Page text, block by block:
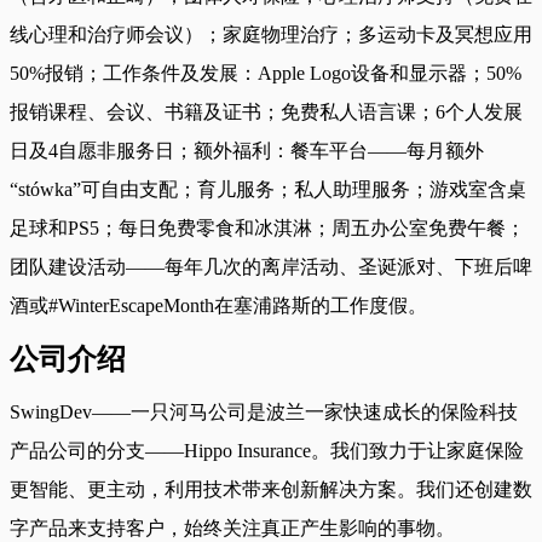
线心理和治疗师会议）；家庭物理治疗；多运动卡及冥想应用
50%报销；工作条件及发展：Apple Logo设备和显示器；50%
报销课程、会议、书籍及证书；免费私人语言课；6个人发展
日及4自愿非服务日；额外福利：餐车平台——每月额外
“stówka”可自由支配；育儿服务；私人助理服务；游戏室含桌
足球和PS5；每日免费零食和冰淇淋；周五办公室免费午餐；
团队建设活动——每年几次的离岸活动、圣诞派对、下班后啤
酒或#WinterEscapeMonth在塞浦路斯的工作度假。
公司介绍
SwingDev——一只河马公司是波兰一家快速成长的保险科技
产品公司的分支——Hippo Insurance。我们致力于让家庭保险
更智能、更主动，利用技术带来创新解决方案。我们还创建数
字产品来支持客户，始终关注真正产生影响的事物。